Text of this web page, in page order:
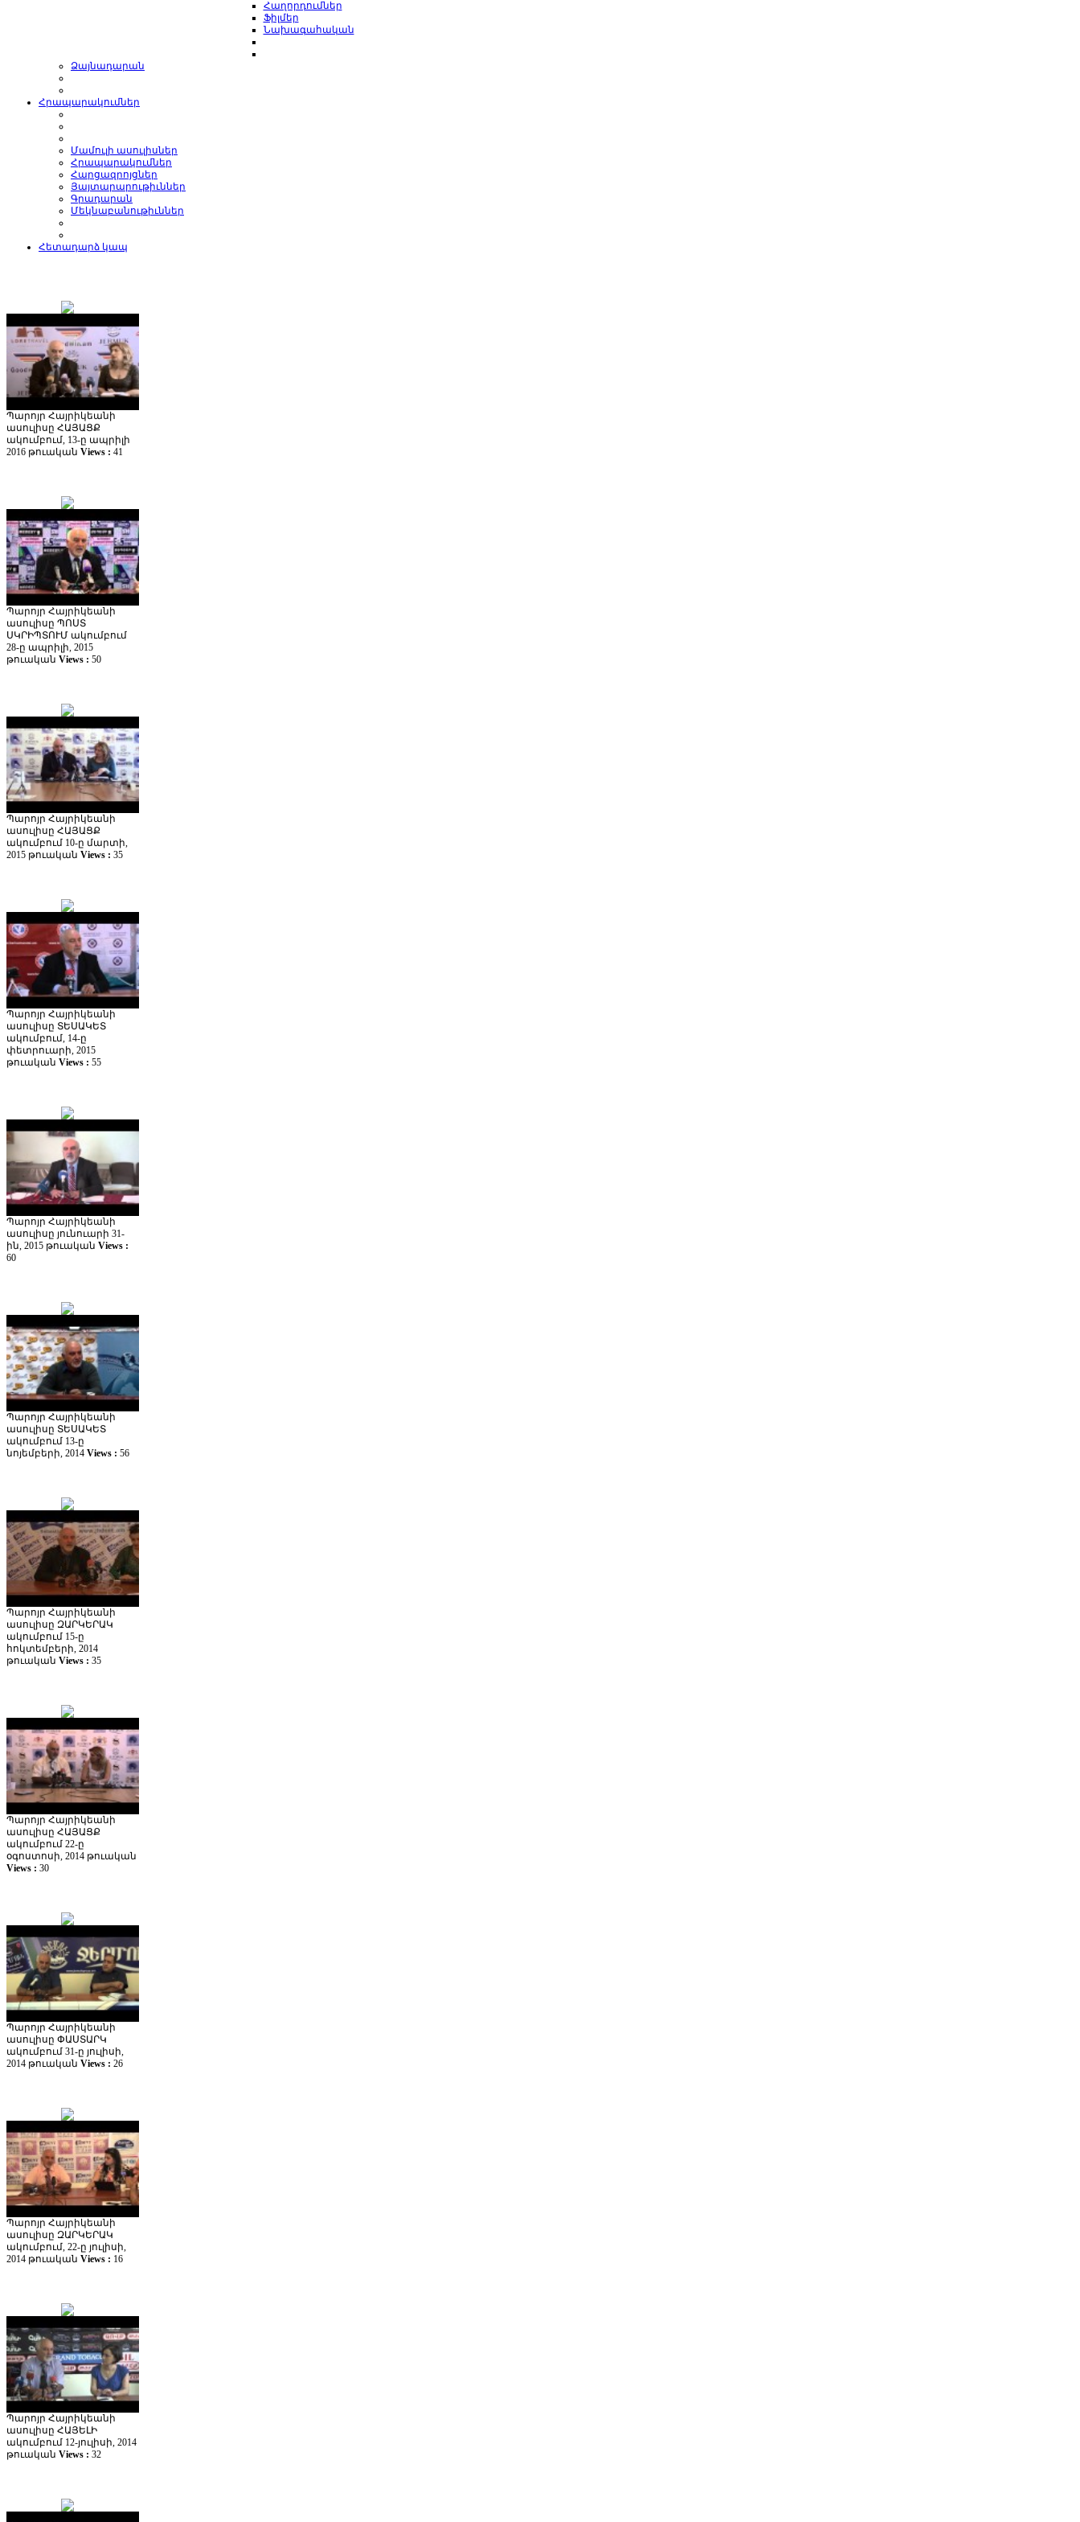
Հաղորդումներ
Ֆիլմեր
Նախագահական
Ձայնադարան
Հրապարակումներ
Մամուլի ասուլիսներ
Հրապարակումներ
Հարցազրոյցներ
Յայտարարութիւններ
Գրադարան
Մեկնաբանութիւններ
Հետադարձ կապ
Պարոյր Հայրիկեանի
ասուլիսը ՀԱՅԱՑՔ
ակումբում, 13-ը ապրիլի
2016 թուական Views : 41
Պարոյր Հայրիկեանի
ասուլիսը ՊՈՍՏ
ՍԿՐԻՊՏՈՒՄ ակումբում
28-ը ապրիլի, 2015
թուական Views : 50
Պարոյր Հայրիկեանի
ասուլիսը ՀԱՅԱՑՔ
ակումբում 10-ը մարտի,
2015 թուական Views : 35
Պարոյր Հայրիկեանի
ասուլիսը ՏԵՍԱԿԵՏ
ակումբում, 14-ը
փետրուարի, 2015
թուական Views : 55
Պարոյր Հայրիկեանի
ասուլիսը յունուարի 31-
ին, 2015 թուական Views :
60
Պարոյր Հայրիկեանի
ասուլիսը ՏԵՍԱԿԵՏ
ակումբում 13-ը
նոյեմբերի, 2014 Views : 56
Պարոյր Հայրիկեանի
ասուլիսը ԶԱՐԿԵՐԱԿ
ակումբում 15-ը
հոկտեմբերի, 2014
թուական Views : 35
Պարոյր Հայրիկեանի
ասուլիսը ՀԱՅԱՑՔ
ակումբում 22-ը
օգոստոսի, 2014 թուական
Views : 30
Պարոյր Հայրիկեանի
ասուլիսը ՓԱՍՏԱՐԿ
ակումբում 31-ը յուլիսի,
2014 թուական Views : 26
Պարոյր Հայրիկեանի
ասուլիսը ԶԱՐԿԵՐԱԿ
ակումբում, 22-ը յուլիսի,
2014 թուական Views : 16
Պարոյր Հայրիկեանի
ասուլիսը ՀԱՅԵԼԻ
ակումբում 12-յուլիսի, 2014
թուական Views : 32